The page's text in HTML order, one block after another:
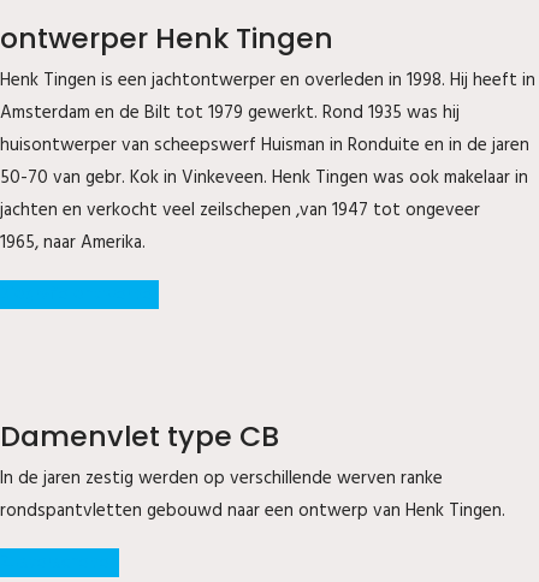
ontwerper Henk Tingen
Henk Tingen is een jachtontwerper en overleden in 1998. Hij heeft in
Amsterdam en de Bilt tot 1979 gewerkt. Rond 1935 was hij
huisontwerper van scheepswerf Huisman in Ronduite en in de jaren
50-70 van gebr. Kok in Vinkeveen. Henk Tingen was ook makelaar in
jachten en verkocht veel zeilschepen ,van 1947 tot ongeveer
1965, naar Amerika.
Damenvlet type CB
In de jaren zestig werden op verschillende werven ranke
rondspantvletten gebouwd naar een ontwerp van Henk Tingen.